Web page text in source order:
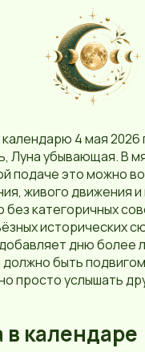
4 мая 2026
Луна убывающая. В
подаче это можно
живого движения и
без категоричных
исторических
дню более
должно быть
просто услышать
в календаре